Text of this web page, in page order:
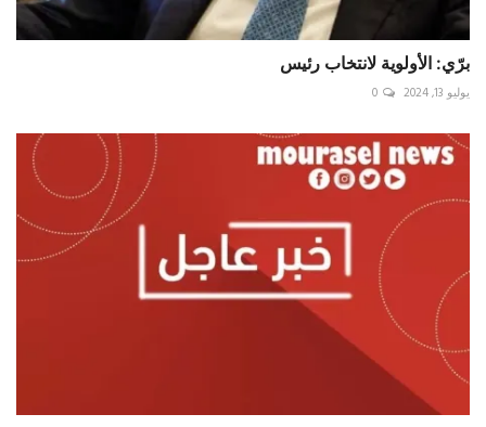
برّي: الأولوية لانتخاب رئيس
يوليو 13, 2024 0